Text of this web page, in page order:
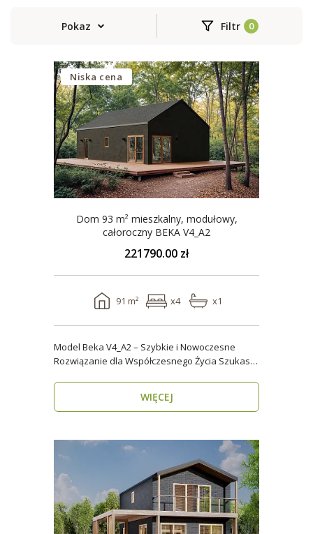
Pokaz Filtr
Niska cena
Dom 93 m² mieszkalny, modułowy,
całoroczny BEKA V4_A2
221790.00 zł
91 m² x4 x1
Model Beka V4_A2 – Szybkie i Nowoczesne
Rozwiązanie dla Współczesnego Życia Szukasz
WIĘCEJ